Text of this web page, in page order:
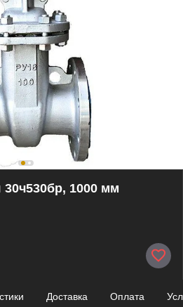
30ч530бр, 1000 мм
Доставка Оплата